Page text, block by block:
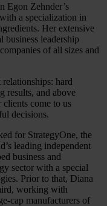
Egon Zehnder’s
a specialization in
Her extensive
business leadership
of all sizes and
hard
results, and above
come to us
decisions.
for StrategyOne, the
leading independent
business and
sector with a special
Prior to that, Diana
working with
cap manufacturers of